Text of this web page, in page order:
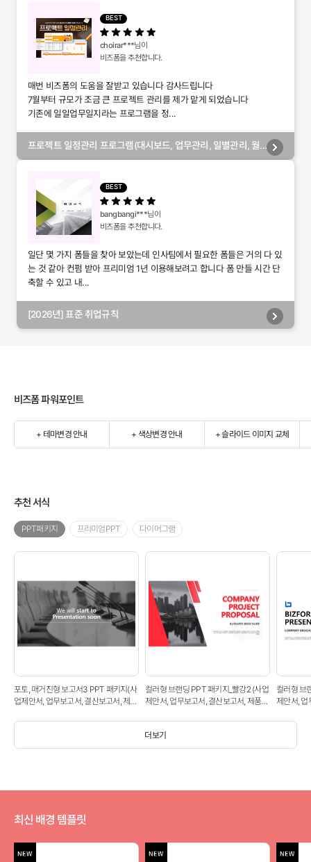
BEST
choirar***님이
비즈폼을 추천합니다.
매번 비즈폼의 도움을 잘받고 있습니다 감사드립니다
7월부터 규모가 조금 큰 프로젝트 관리를 제가 맡게 되었습니다
기존에 일일업무일지라는 프로그램을 정...
프로젝트 일정관리 프로그램(대시보드, 업무관리, 일별관리, 월
BEST
bangbangi***님이
비즈폼을 추천합니다.
일단 몇 가지 폼들을 찾아 보았는데 인사팀에서 필요한 폼들은 거의 다 있
는 것 같아 컨펌 받아 프리미엄 1년 이용해보려고 합니다 폼 만들 시간 단
축할 수 있고 내...
[2026년] 표준 취업규칙
비즈폼 파워포인트
+ 테마변경 안내 + 색상변경 안내 + 슬라이드 이미지 교체
추천 서식
더보기
PPT패키지 프리미엄PPT 다이어그램
포토, 매거진형 보고서3 PPT 패키지(사
업제안서, 업무보고서, 결산보고서, 제품
획서)
컬러형 브랜딩 PPT 패키지_빨강2 (사업
제안서, 업무보고서, 결산보고서, 제품제
서)
컬러형 브
제안서, 업
서)
최신 배경 템플릿